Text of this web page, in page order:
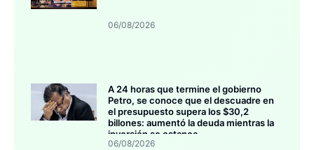
06/08/2026
A 24 horas que termine el gobierno
Petro, se conoce que el descuadre en
el presupuesto supera los $30,2
billones: aumentó la deuda mientras la
inversión se estanca
06/08/2026